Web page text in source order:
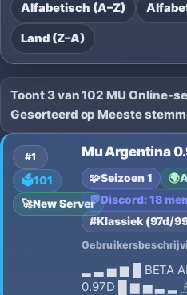
Alfabetisch (A–Z)
Land (Z–A)
Toont 3 van 102 MU Online-
Gesorteerd op Meeste
#1
🗳️101
🚀New Server
Mu Argentina
🧩Seizoen 1 🌍
💬Discord: 18
#Klassiek (97d/
▂ ▃ ▅ ▆ █ BETA
0.97D █ ▆ ▅ ▃ ▂